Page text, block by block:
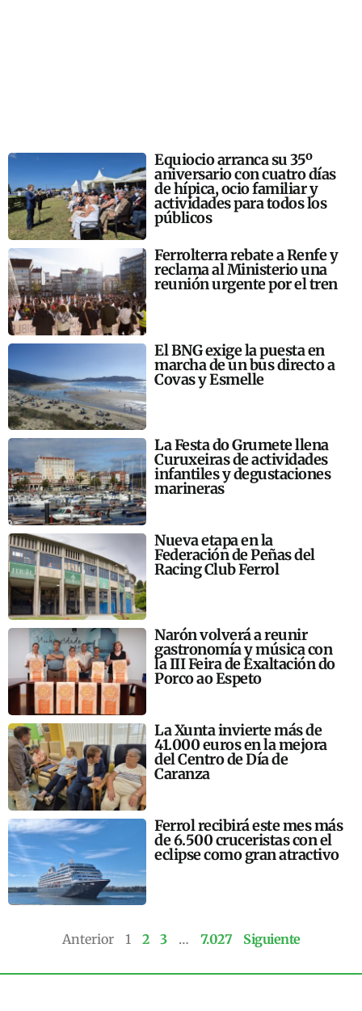
Equiocio arranca su 35º
aniversario con cuatro días
de hípica, ocio familiar y
actividades para todos los
públicos
Ferrolterra rebate a Renfe y
reclama al Ministerio una
reunión urgente por el tren
El BNG exige la puesta en
marcha de un bus directo a
Covas y Esmelle
La Festa do Grumete llena
Curuxeiras de actividades
infantiles y degustaciones
marineras
Nueva etapa en la
Federación de Peñas del
Racing Club Ferrol
Narón volverá a reunir
gastronomía y música con
la III Feira de Exaltación do
Porco ao Espeto
La Xunta invierte más de
41.000 euros en la mejora
del Centro de Día de
Caranza
Ferrol recibirá este mes más
de 6.500 cruceristas con el
eclipse como gran atractivo
Anterior 1 2 3 … 7.027 Siguiente